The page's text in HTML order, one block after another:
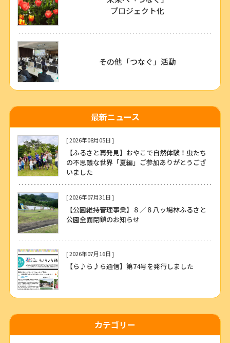
プロジェクト化
その他「つなぐ」活動
最新ニュース
[ 2026年08月05日 ]
【ふるさと再発見】おやこで自然体験！虫たち
の不思議な世界「夏編」ご参加ありがとうござ
いました
[ 2026年07月31日 ]
【公園維持管理事業】８／８八ッ場林ふるさと
公園全面閉鎖のお知らせ
[ 2026年07月16日 ]
【ら♪ら♪ら通信】第74号を発行しました
カテゴリー